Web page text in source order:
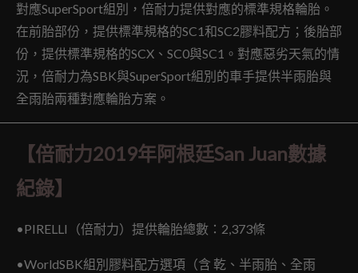
對應SuperSport組別，倍耐力提供對應的標準規格輪胎。
在前胎部份，提供標準規格的SC1和SC2膠料配方；後胎部
份，提供標準規格的SCX、SC0與SC1。對應惡劣天氣的情
況，倍耐力為SBK與SuperSport組別的車手提供半雨胎與
全雨胎兩種對應輪胎方案。
【倍耐力2019年阿根廷San Juan數據
紀錄】
•PIRELLI（倍耐力）提供輪胎總數：2,373條
•WorldSBK組別膠料配方選項（含 乾、半雨胎、全雨